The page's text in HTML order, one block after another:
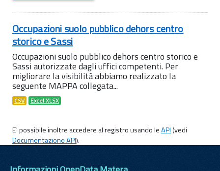
Occupazioni suolo pubblico dehors centro
storico e Sassi
Occupazioni suolo pubblico dehors centro storico e
Sassi autorizzate dagli uffici competenti. Per
migliorare la visibilità abbiamo realizzato la
seguente MAPPA collegata...
CSV Excel XLSX
E' possibile inoltre accedere al registro usando leAPI(vedi
Documentazione API).